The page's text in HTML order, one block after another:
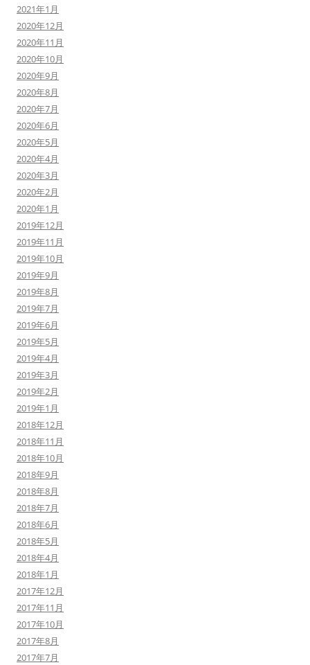
2021年1月
2020年12月
2020年11月
2020年10月
2020年9月
2020年8月
2020年7月
2020年6月
2020年5月
2020年4月
2020年3月
2020年2月
2020年1月
2019年12月
2019年11月
2019年10月
2019年9月
2019年8月
2019年7月
2019年6月
2019年5月
2019年4月
2019年3月
2019年2月
2019年1月
2018年12月
2018年11月
2018年10月
2018年9月
2018年8月
2018年7月
2018年6月
2018年5月
2018年4月
2018年1月
2017年12月
2017年11月
2017年10月
2017年8月
2017年7月